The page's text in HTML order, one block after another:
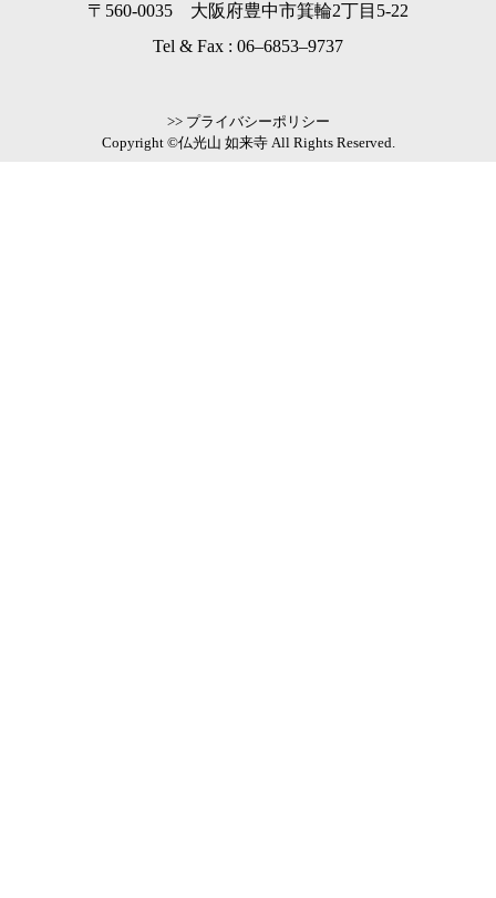
〒560-0035 大阪府豊中市箕輪2丁目5-22
Tel & Fax : 06–6853–9737
>> プライバシーポリシー
Copyright ©仏光山 如来寺 All Rights Reserved.